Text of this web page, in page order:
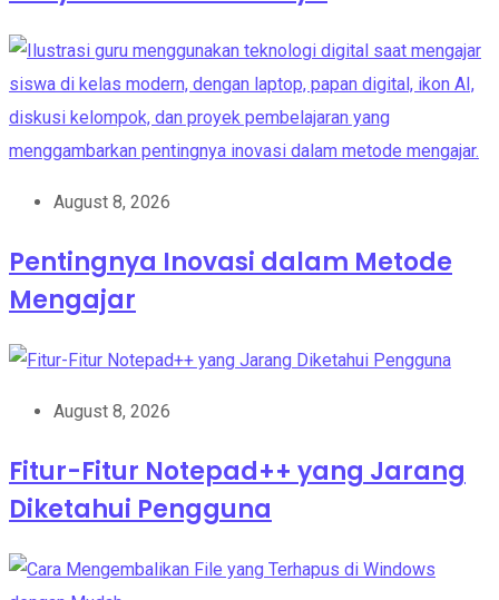
August 8, 2026
Pentingnya Inovasi dalam Metode
Mengajar
August 8, 2026
Fitur-Fitur Notepad++ yang Jarang
Diketahui Pengguna